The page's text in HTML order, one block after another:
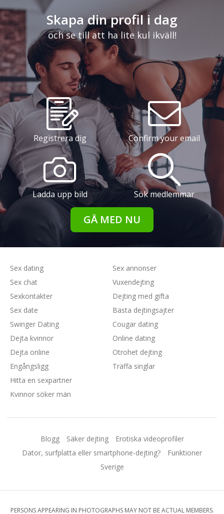
Skapa din profil i dag
och se till att ha lite kul ikväll!
Registrera dig Confirm your email
Ladda upp bild Sök medlemmar
GÅ MED NU
Sex dating
Sex chat
Sexkontakter
Sex date
Swinger Dating
Sex annonser
Vuxendejting
Dejting med gifta
Bästa dejtingsajter
Cougar dating
Dejta kvinnor
Dejta online
Engångsligg
Hitta en sexpartner
Kvinnor söker män
Online dating
Otrohet dejting
Träffa singlar
Blogg Säker dejting
Erotiska videoprofiler
Dator, surfplatta eller smartphone-dejting?
Funktioner
Sverige
PERSONS APPEARING IN PHOTOGRAPHS MAY NOT BE ACTUAL MEMBERS.